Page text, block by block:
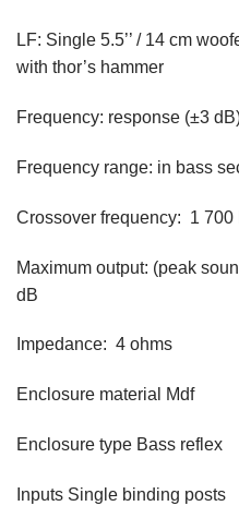
LF: Single 5.5’’ / 14 cm
with thor’s hammer
Frequency: response (±3
Frequency range: in bass
Crossover frequency: 1 700
Maximum output: (peak
dB
Impedance: 4 ohms
Enclosure material Mdf
Enclosure type Bass reflex
Inputs Single binding posts